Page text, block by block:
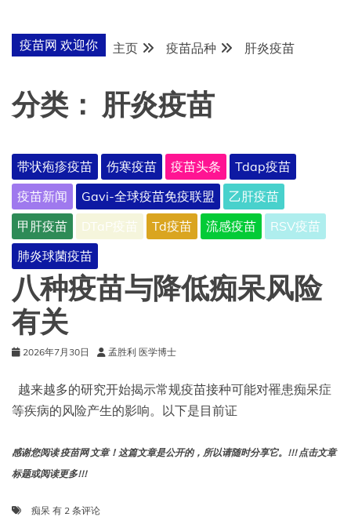
疫苗网 欢迎你 主页 疫苗品种 肝炎疫苗
分类： 肝炎疫苗
带状疱疹疫苗 伤寒疫苗 疫苗头条
Tdap疫苗
疫苗新闻
Gavi-全球疫苗免疫联盟
乙肝疫苗
甲肝疫苗
DTaP疫苗 Td疫苗 流感疫苗
RSV疫苗
肺炎球菌疫苗
八种疫苗与降低痴呆风险
有关
2026年7月30日 孟胜利 医学博士
越来越多的研究开始揭示常规疫苗接种可能对罹患痴呆症
等疾病的风险产生的影响。以下是目前证
感谢您阅读 疫苗网 文章！这篇文章是公开的，所以请随时分享它。!!! 点击文章
标题或阅读更多!!!
痴呆 八
有 2 条评论